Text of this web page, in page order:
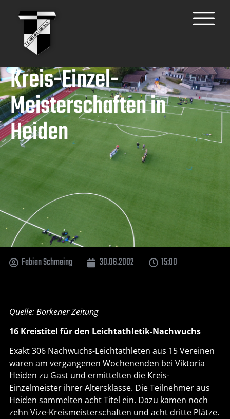
Kreis-Einzel-
Meisterschaften in
Heiden
Fabian Schmeing 30.06.2002 15:00
Quelle: Borkener Zeitung
16 Kreistitel für den Leichtathletik-Nachwuchs
Exakt 306 Nachwuchs-Leichtathleten aus 15 Vereinen
waren am vergangenen Wochenenden bei Viktoria
Heiden zu Gast und ermittelten die Kreis-
Einzelmeister ihrer Altersklasse. Die Teilnehmer aus
Heiden sammelten acht Titel ein. Dazu kamen noch
zehn Vize-Kreismeisterschaften und acht dritte Plätze.